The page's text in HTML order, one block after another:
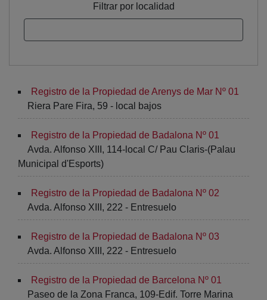
Filtrar por localidad
Registro de la Propiedad de Arenys de Mar Nº 01
Riera Pare Fira, 59 - local bajos
Registro de la Propiedad de Badalona Nº 01
Avda. Alfonso XIII, 114-local C/ Pau Claris-(Palau
Municipal d'Esports)
Registro de la Propiedad de Badalona Nº 02
Avda. Alfonso XIII, 222 - Entresuelo
Registro de la Propiedad de Badalona Nº 03
Avda. Alfonso XIII, 222 - Entresuelo
Registro de la Propiedad de Barcelona Nº 01
Paseo de la Zona Franca, 109-Edif. Torre Marina